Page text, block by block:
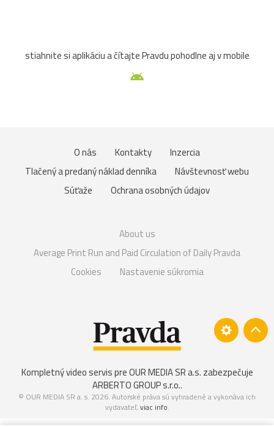
stiahnite si aplikáciu a čítajte Pravdu pohodlne aj v mobile
O nás Kontakty
Inzercia
Tlačený a predaný náklad denníka
Návštevnosť webu
Súťaže
Ochrana osobných údajov
About us
Average Print Run and Paid Circulation of Daily Pravda
Cookies
Nastavenie súkromia
Kompletný video servis pre OUR MEDIA SR a.s. zabezpečuje
ARBERTO GROUP s.r.o..
© OUR MEDIA SR a. s. 2026. Autorské práva sú vyhradené a vykonáva ich
vydavateľ, viac info.